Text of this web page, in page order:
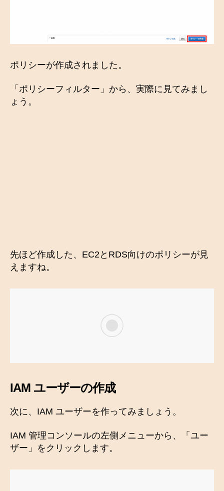
ポリシーが作成されました。
「ポリシーフィルター」から、実際に見てみまし
ょう。
先ほど作成した、EC2とRDS向けのポリシーが見
えますね。
IAM ユーザーの作成
次に、IAM ユーザーを作ってみましょう。
IAM 管理コンソールの左側メニューから、「ユー
ザー」をクリックします。